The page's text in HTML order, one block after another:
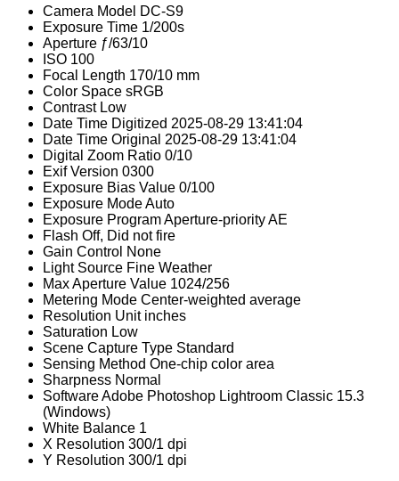
Camera Model DC-S9
Exposure Time 1/200s
Aperture ƒ/63/10
ISO 100
Focal Length 170/10 mm
Color Space sRGB
Contrast Low
Date Time Digitized 2025-08-29 13:41:04
Date Time Original 2025-08-29 13:41:04
Digital Zoom Ratio 0/10
Exif Version 0300
Exposure Bias Value 0/100
Exposure ModeAuto
Exposure ProgramAperture-priority AE
Flash Off, Did not fire
Gain Control None
Light Source Fine Weather
Max Aperture Value 1024/256
Metering Mode Center-weighted average
Resolution Unit inches
Saturation Low
Scene Capture Type Standard
Sensing Method One-chip color area
Sharpness Normal
SoftwareAdobe Photoshop Lightroom Classic 15.3
(Windows)
White Balance 1
X Resolution 300/1 dpi
Y Resolution 300/1 dpi